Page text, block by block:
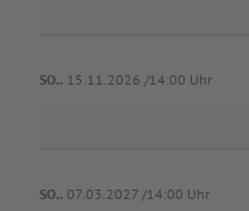
SO.. 15.11.2026 /14:00 Uhr
SO.. 07.03.2027 /14:00 Uhr